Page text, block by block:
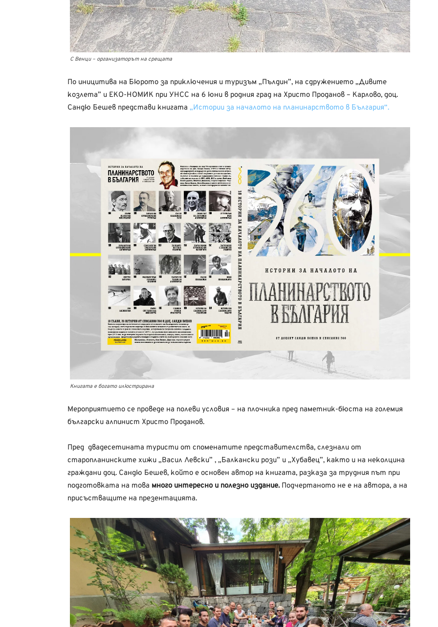
С Венци – организаторът на срещата
По иницитива на Бюрото за приключения и туризъм „Пълдин”, на сдружението „Дивите
козлета” и ЕКО-НОМИК при УНСС на 6 юни в родния град на Христо Проданов – Карлово, доц.
Сандю Бешев представи книгата „Истории за началото на планинарството в България“.
Книгата е богато илюстрирана
Мероприятието се проведе на полеви условия – на плочника пред паметник-бюста на големия
български алпинист Христо Проданов.
Пред двадесетината туристи от споменатите представителства, слезнали от
старопланинските хижи „Васил Левски” , „Балкански рози” и „Хубавец”, както и на неколцина
граждани доц. Сандю Бешев, който е основен автор на книгата, разказа за трудния път при
подготовката на това много интересно и полезно издание. Подчертаното не е на автора, а на
присъстващите на презентацията.